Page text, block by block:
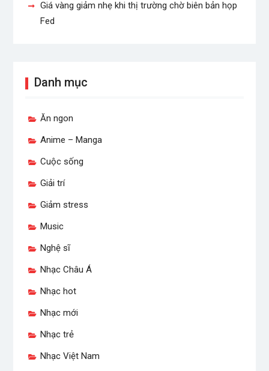
Giá vàng giảm nhẹ khi thị trường chờ biên bản họp
Fed
Danh mục
Ăn ngon
Anime – Manga
Cuộc sống
Giải trí
Giảm stress
Music
Nghệ sĩ
Nhạc Châu Á
Nhạc hot
Nhạc mới
Nhạc trẻ
Nhạc Việt Nam